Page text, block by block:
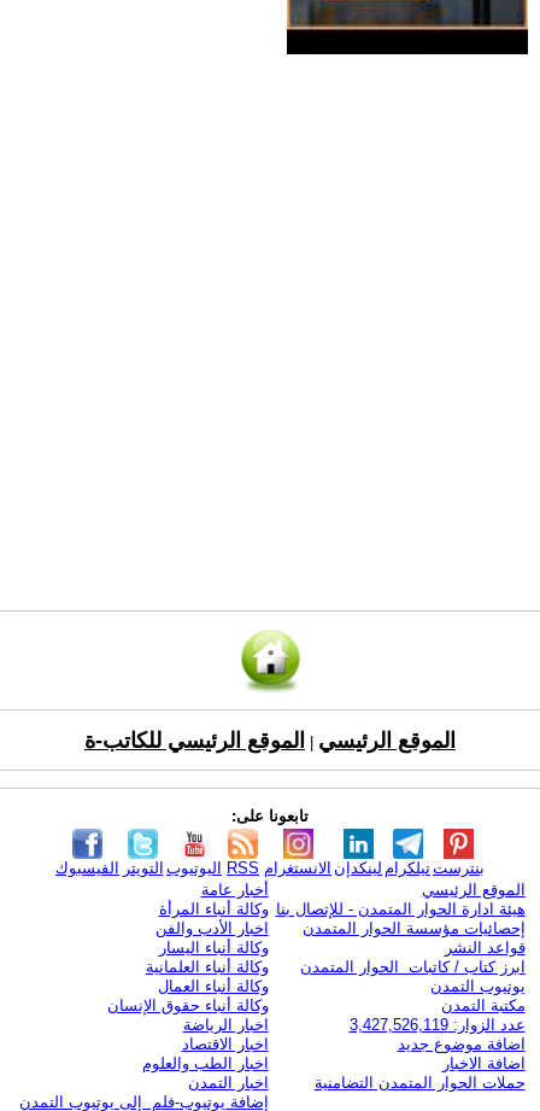
الموقع الرئيسي الموقع الرئيسي للكاتب-ة
تابعونا على:
الفيسبوك التويتر اليوتيوب RSS الانستغرام لينكدإن تيلكرامبنترست
الموقع الرئيسي
هيئة ادارة الحوار المتمدن - للإتصال بنا
إحصائيات مؤسسة الحوار المتمدن
قواعد النشر
ابرز كتاب / كاتبات الحوار المتمدن
يوتيوب التمدن
مكتبة التمدن
عدد الزوار: 3,427,526,119
اضافة موضوع جديد
اضافة الاخبار
حملات الحوار المتمدن التضامنية
أخبار عامة
وكالة أنباء المرأة
اخبار الأدب والفن
وكالة أنباء اليسار
وكالة أنباء العلمانية
وكالة أنباء العمال
وكالة أنباء حقوق الإنسان
اخبار الرياضة
اخبار الاقتصاد
اخبار الطب والعلوم
اخبار التمدن
إضافة يوتيوب-فلم إلى يوتيوب التمدن